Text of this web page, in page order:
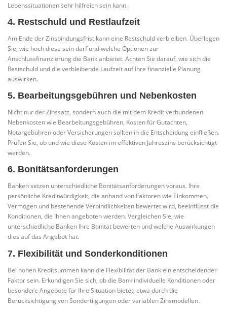
Lebenssituationen sehr hilfreich sein kann.
4. Restschuld und Restlaufzeit
Am Ende der Zinsbindungsfrist kann eine Restschuld verbleiben. Überlegen
Sie, wie hoch diese sein darf und welche Optionen zur
Anschlussfinanzierung die Bank anbietet. Achten Sie darauf, wie sich die
Restschuld und die verbleibende Laufzeit auf Ihre finanzielle Planung
auswirken.
5. Bearbeitungsgebühren und Nebenkosten
Nicht nur der Zinssatz, sondern auch die mit dem Kredit verbundenen
Nebenkosten wie Bearbeitungsgebühren, Kosten für Gutachten,
Notargebühren oder Versicherungen sollten in die Entscheidung einfließen.
Prüfen Sie, ob und wie diese Kosten im effektiven Jahreszins berücksichtigt
werden.
6. Bonitätsanforderungen
Banken setzen unterschiedliche Bonitätsanforderungen voraus. Ihre
persönliche Kreditwürdigkeit, die anhand von Faktoren wie Einkommen,
Vermögen und bestehende Verbindlichkeiten bewertet wird, beeinflusst die
Konditionen, die Ihnen angeboten werden. Vergleichen Sie, wie
unterschiedliche Banken Ihre Bonität bewerten und welche Auswirkungen
dies auf das Angebot hat.
7. Flexibilität und Sonderkonditionen
Bei hohen Kreditsummen kann die Flexibilität der Bank ein entscheidender
Faktor sein. Erkundigen Sie sich, ob die Bank individuelle Konditionen oder
besondere Angebote für Ihre Situation bietet, etwa durch die
Berücksichtigung von Sondertilgungen oder variablen Zinsmodellen.